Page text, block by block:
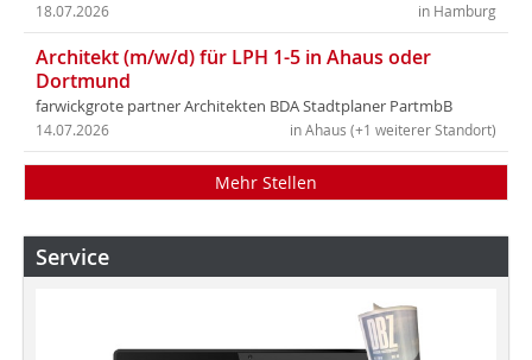
in Hamburg
18.07.2026
Architekt (m/w/d) für LPH 1-5 in Ahaus oder
Dortmund
farwickgrote partner Architekten BDA Stadtplaner PartmbB
in Ahaus (+1 weiterer Standort)
14.07.2026
Mehr Stellen
Service